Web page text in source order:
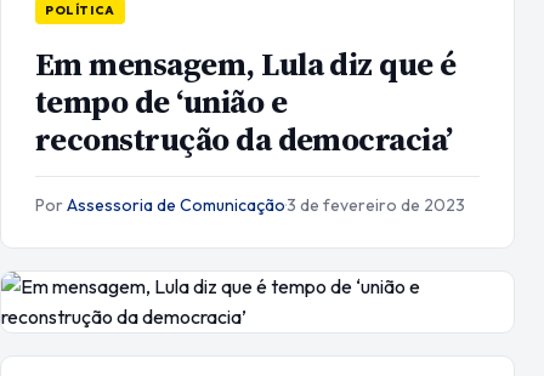
POLÍTICA
Em mensagem, Lula diz que é
tempo de ‘união e
reconstrução da democracia’
PorAssessoria de Comunicação·3 de fevereiro de 2023